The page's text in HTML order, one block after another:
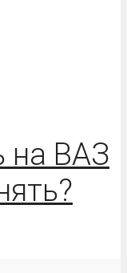
на ВАЗ